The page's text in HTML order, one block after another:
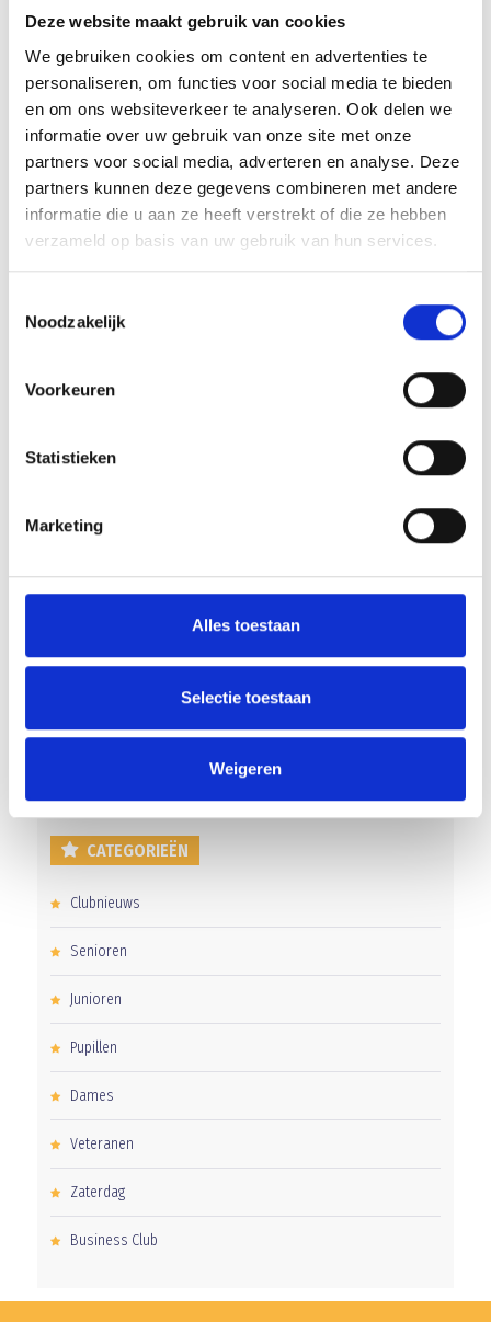
Deze website maakt gebruik van cookies
We gebruiken cookies om content en advertenties te
personaliseren, om functies voor social media te bieden
en om ons websiteverkeer te analyseren. Ook delen we
informatie over uw gebruik van onze site met onze
partners voor social media, adverteren en analyse. Deze
partners kunnen deze gegevens combineren met andere
informatie die u aan ze heeft verstrekt of die ze hebben
verzameld op basis van uw gebruik van hun services.
Noodzakelijk
Voorkeuren
Statistieken
Marketing
Alles toestaan
Selectie toestaan
Weigeren
Array
Facebook WhatsApp
U.D.I.’ 19/Beter Bed – sv Blauw Geel’ 38/Jumbo 2-2 (1-1)
Keeperstraining woensdag 14 mei afgelast
AANMELDEN LID
Gelijkspel in eerste oefenwedstrijd tweede blok
Uitnodiging voor de EXTRA Algemene Ledenvergadering
CATEGORIEËN
Clubnieuws
Senioren
Junioren
Pupillen
Dames
Veteranen
Zaterdag
Business Club